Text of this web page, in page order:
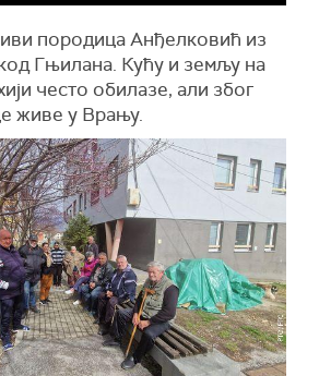
породица Анђелковић из
Гњилана. Кућу и земљу на
често обилазе, али због
живе у Врању.